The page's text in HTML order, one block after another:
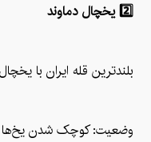
2️⃣ یخچال دماوند
بلندترین قله ایران با
وضعیت: کوچک شدن یخ‌ها و